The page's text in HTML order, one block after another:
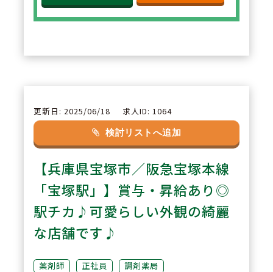
【女性が働きやすい職場です】
をしているため、いざという時の
応援・支援体制も整っています。
POINT 3
アクセス抜群！駅徒歩2分！
阪急今津線沿線「逆瀬川駅」から
の好立地です。
更新日: 2025/06/18 求人ID: 1064
検討リストへ追加
【兵庫県宝塚市／阪急宝塚本線
「宝塚駅」】賞与・昇給あり◎
駅チカ♪可愛らしい外観の綺麗
な店舗です♪
薬剤師 正社員 調剤薬局